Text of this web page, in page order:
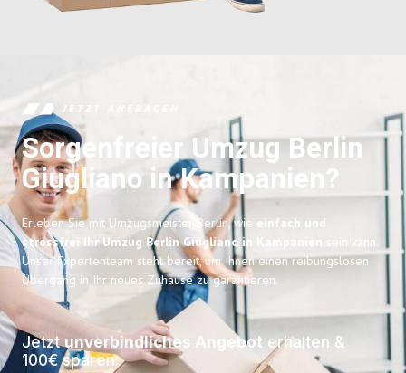
JETZT ANFRAGEN
Sorgenfreier Umzug Berlin
Giugliano in Kampanien?
Erleben Sie mit Umzugsmeister Berlin, wie einfach und
stressfrei Ihr Umzug Berlin Giugliano in Kampanien
sein kann.
Unser Expertenteam steht bereit, um Ihnen einen reibungslosen
Übergang in Ihr neues Zuhause zu garantieren.
Jetztunverbindliches Angebot erhalten &
100€ sparen: